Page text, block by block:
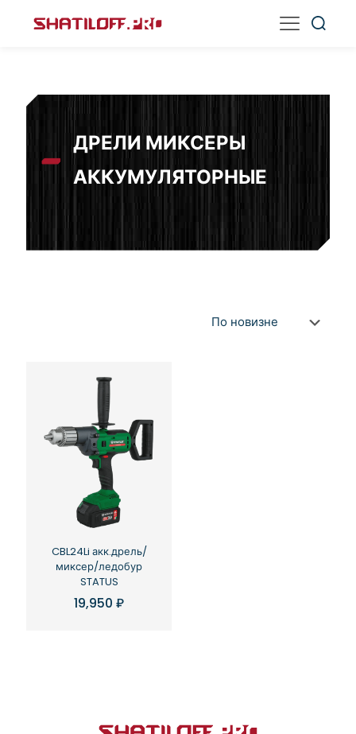
ДРЕЛИ МИКСЕРЫ
АККУМУЛЯТОРНЫЕ
CBL24Li акк.дрель/
миксер/ледобур
STATUS
19,950₽